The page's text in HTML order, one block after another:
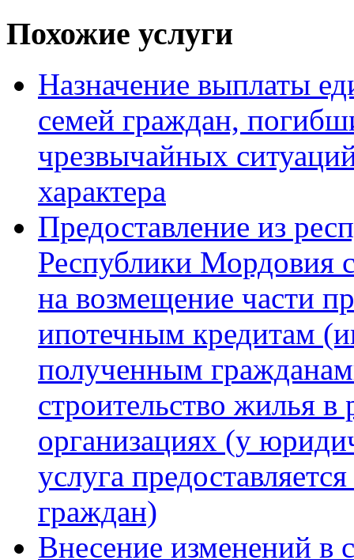
Похожие услуги
Назначение выплаты
семей граждан,
чрезвычайных
характера
Предоставление из
Республики Мордовия
на возмещение части
ипотечным кредитам
полученным
строительство жилья
организациях (у
услуга
граждан)
Внесение изменений в